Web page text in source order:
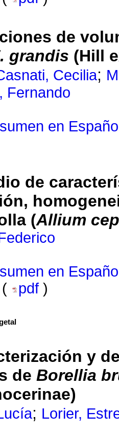
de
grandis (Hill
Cecilia;
Fernando
en
de
(Allium
en
pdf )
y
de Borellia
; Lorier,